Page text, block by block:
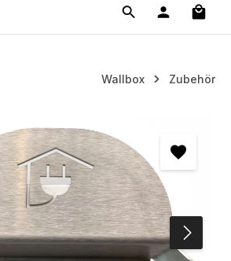
Wallbox Zubehör